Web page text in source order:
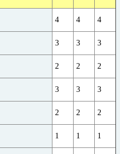
4 4 4
3 3 3
2 2 2
3 3 3
2 2 2
1 1 1